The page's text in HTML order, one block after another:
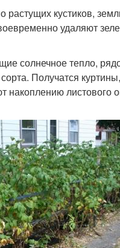
растущих кустиков,
удаляют
солнечное тепло,
Получатся
листового